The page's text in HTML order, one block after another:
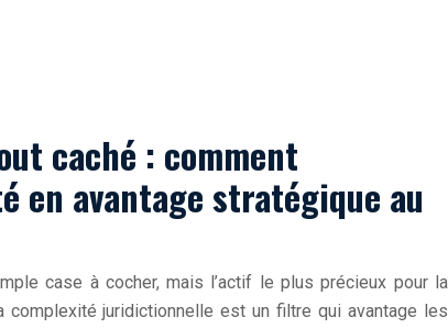
caché : comment
avantage stratégique au
case à cocher, mais l’actif le plus précieux pour la
complexité juridictionnelle est un filtre qui avantage les